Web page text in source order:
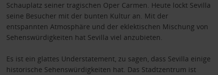
Schauplatz seiner tragischen Oper Carmen. Heute lockt Sevilla
seine Besucher mit der bunten Kultur an. Mit der
entspannten Atmosphäre und der eklektischen Mischung von
Sehenswürdigkeiten hat Sevilla viel anzubieten.
Es ist ein glattes Understatement, zu sagen, dass Sevilla einige
historische Sehenswürdigkeiten hat. Das Stadtzentrum ist